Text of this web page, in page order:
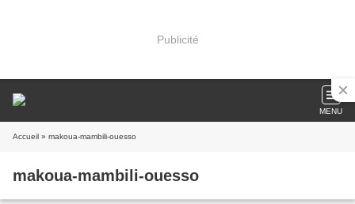
Publicité
MENU
Accueil » makoua-mambili-ouesso
makoua-mambili-ouesso